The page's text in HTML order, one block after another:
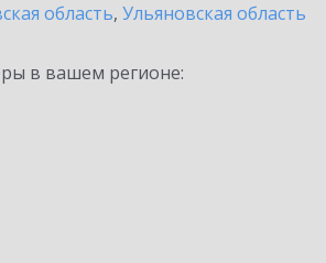
область, Ульяновская область
в вашем регионе: